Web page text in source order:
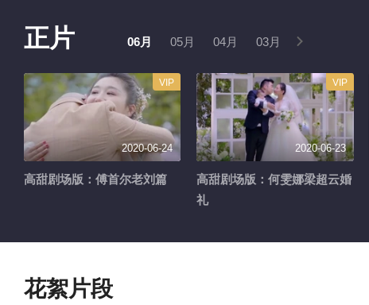
正片 06月 05月 04月 03月 02月
VIP
2020-06-24
高甜剧场版：傅首尔老刘篇
VIP
2020-06-23
高甜剧场版：何雯娜梁超云婚
礼
花絮片段